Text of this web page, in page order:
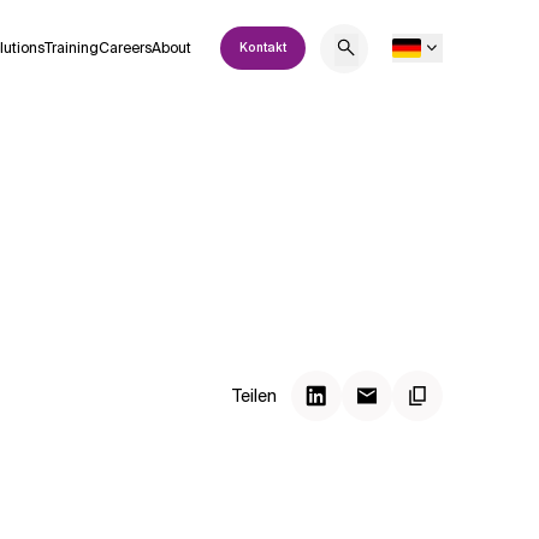
TrainingCareersAbout Kontakt
Teilen